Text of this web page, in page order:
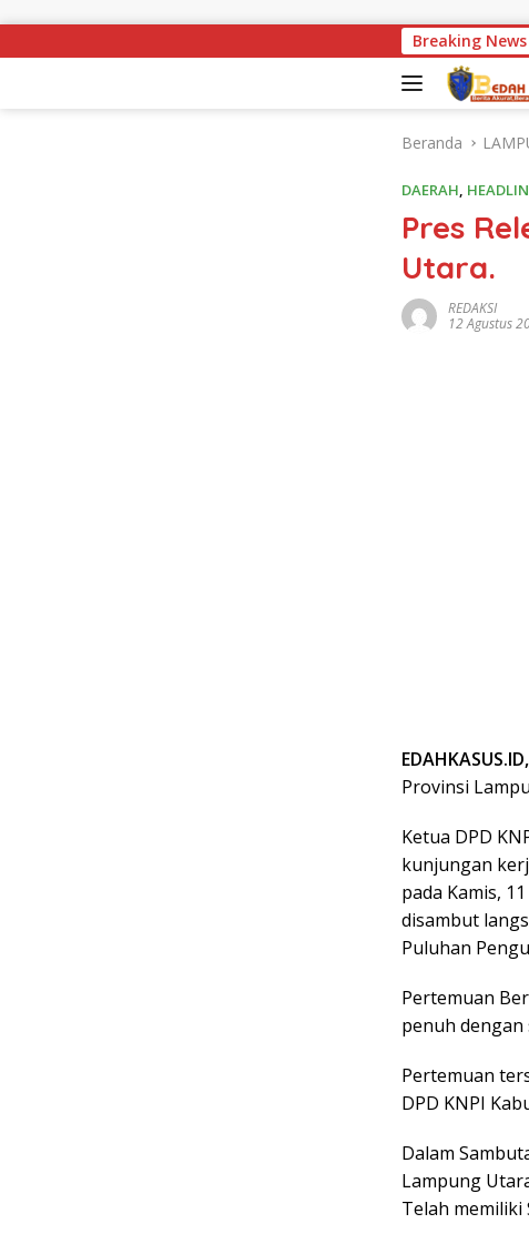
Breaking News
Miris ! Kondisi Jembatan
Beranda
DAERAH,
Pres
Utara.
REDAKSI
12 Agustus
Provinsi
Ketua DPD
kunjungan
pada Kamis,
disambut
Puluhan
Pertemuan
penuh dengan
Pertemuan
DPD KNPI
Dalam
Lampung
Telah memiliki